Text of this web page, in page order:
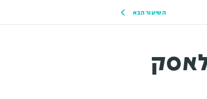
השיעור הבא